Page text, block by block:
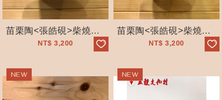
苗栗陶<張皓硯>柴燒茶碗_石見坊_手工拉坯 _獨一無二_五穀文化村
NT$ 3,200
苗栗陶<張皓硯>柴燒茶碗_石見坊_手工拉坯 _獨一無二_五穀文化村
NT$ 3,200